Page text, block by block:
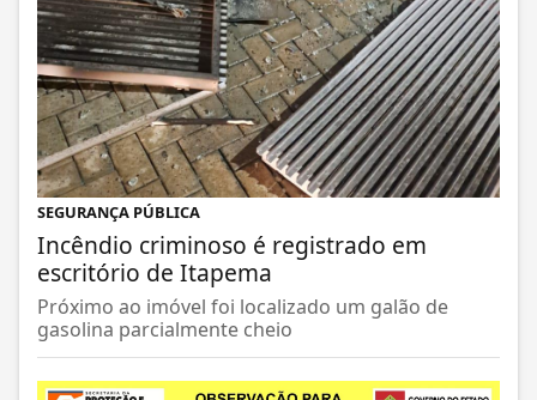
SEGURANÇA PÚBLICA
Incêndio criminoso é registrado em
escritório de Itapema
Próximo ao imóvel foi localizado um galão de
gasolina parcialmente cheio